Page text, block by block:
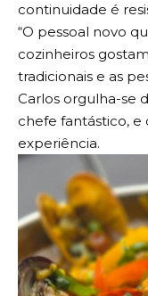
continuidade é
“O pessoal novo
cozinheiros
tradicionais e as
Carlos orgulha-se
chefe fantástico, e
experiência.